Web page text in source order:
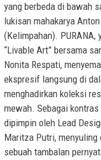
yang berbeda di bawah
lukisan mahakarya
(Kelimpahan). PURANA,
“Livable Art” bersama
Nonita Respati,
ekspresif langsung di
menghadirkan koleksi
mewah. Sebagai kontras
dipimpin oleh Lead
Maritza Putri,
sebuah tambalan